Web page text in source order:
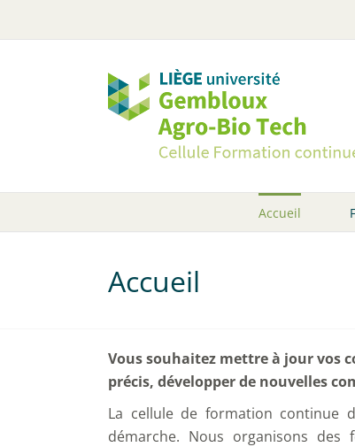
Accueil
Accueil
Vous souhaitez mettre à jour vos
précis, développer de nouvelles
La cellule de formation continue
démarche. Nous organisons